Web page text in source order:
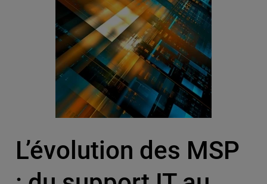
L’évolution des MSP